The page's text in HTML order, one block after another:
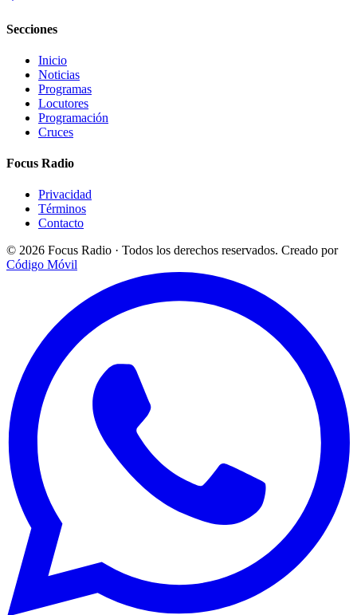
Secciones
Inicio
Noticias
Programas
Locutores
Programación
Cruces
Focus Radio
Privacidad
Términos
Contacto
© 2026 Focus Radio · Todos los derechos reservados. Creado por
Código Móvil